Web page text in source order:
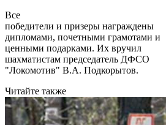
Все
победители и призеры награждены
дипломами, почетными грамотами и
ценными подарками. Их вручил
шахматистам председатель ДФСО
"Локомотив" В.А. Подкорытов.
Читайте также